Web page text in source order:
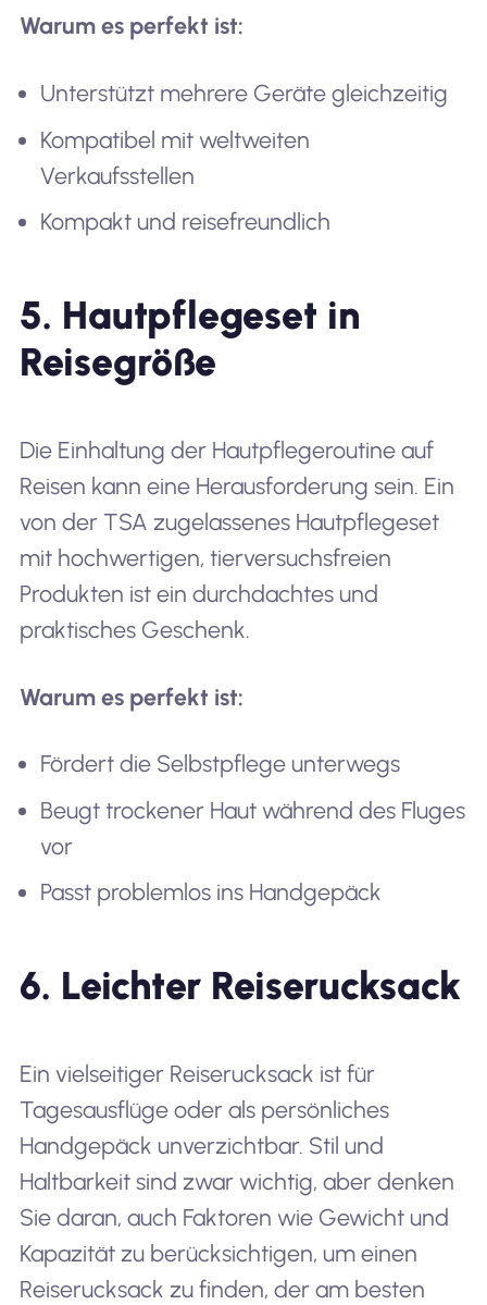
Warum es perfekt ist:
Unterstützt mehrere Geräte gleichzeitig
Kompatibel mit weltweiten
Verkaufsstellen
Kompakt und reisefreundlich
5. Hautpflegeset in
Reisegröße
Die Einhaltung der Hautpflegeroutine auf
Reisen kann eine Herausforderung sein. Ein
von der TSA zugelassenes Hautpflegeset
mit hochwertigen, tierversuchsfreien
Produkten ist ein durchdachtes und
praktisches Geschenk.
Warum es perfekt ist:
Fördert die Selbstpflege unterwegs
Beugt trockener Haut während des Fluges
vor
Passt problemlos ins Handgepäck
6. Leichter Reiserucksack
Ein vielseitiger Reiserucksack ist für
Tagesausflüge oder als persönliches
Handgepäck unverzichtbar. Stil und
Haltbarkeit sind zwar wichtig, aber denken
Sie daran, auch Faktoren wie Gewicht und
Kapazität zu berücksichtigen, um einen
Reiserucksack zu finden, der am besten